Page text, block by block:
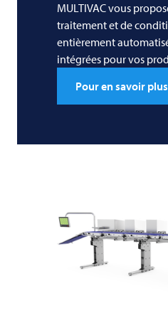
MULTIVAC vous
traitement et de
entièrement
intégrées pour vos
Pour en savoir plus